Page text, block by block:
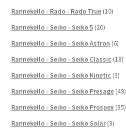
Rannekello - Rado - Rado True (10)
Rannekello - Seiko - Seiko 5 (20)
Rannekello - Seiko - Seiko Astron (6)
Rannekello - Seiko - Seiko Classic (18)
Rannekello - Seiko - Seiko Kinetic (3)
Rannekello - Seiko - Seiko Presage (49)
Rannekello - Seiko - Seiko Prospex (35)
Rannekello - Seiko - Seiko Solar (3)